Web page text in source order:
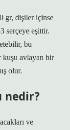
gr, dişiler içinse
serçeye eşittir.
bu
kuşu avlayan bir
olur.
nedir?
ve